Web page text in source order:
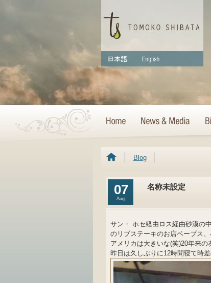
Blog
07
Aug.
名称未設定
サン・ ホセ経由ロス経由砂漠の
のリブステーキのお店ベーブス
アメリカは大きいな(笑)20年来
昨日は久しぶりに12時間寝て時差